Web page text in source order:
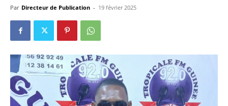
Par Directeur de Publication - 19 février 2025